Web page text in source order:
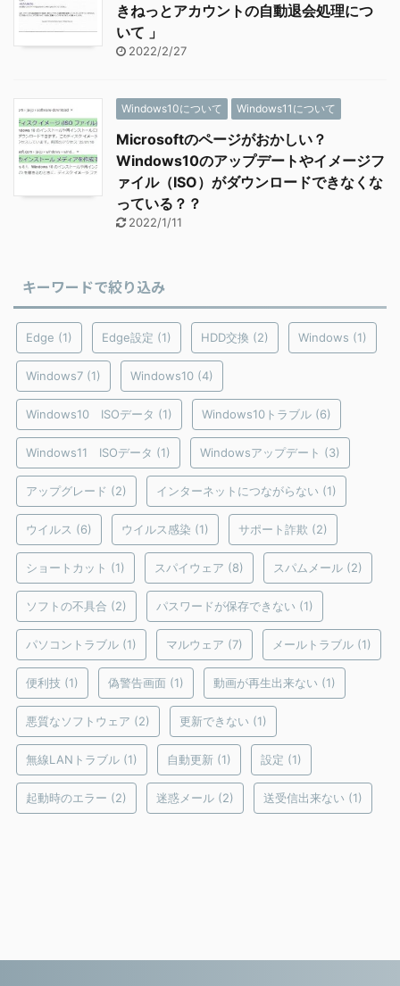
きねっとアカウントの自動退会処理につ
いて 」
2022/2/27
Windows10について Windows11について
Microsoftのページがおかしい？
Windows10のアップデートやイメージフ
ァイル（ISO）がダウンロードできなくな
っている？？
2022/1/11
キーワードで絞り込み
Edge (1) Edge設定 (1) HDD交換 (2) Windows (1)
Windows7 (1) Windows10 (4)
Windows10 ISOデータ (1) Windows10トラブル (6)
Windows11 ISOデータ (1) Windowsアップデート (3)
アップグレード (2) インターネットにつながらない (1)
ウイルス (6) ウイルス感染 (1) サポート詐欺 (2)
ショートカット (1) スパイウェア (8) スパムメール (2)
ソフトの不具合 (2) パスワードが保存できない (1)
パソコントラブル (1) マルウェア (7) メールトラブル (1)
便利技 (1) 偽警告画面 (1) 動画が再生出来ない (1)
悪質なソフトウェア (2) 更新できない (1)
無線LANトラブル (1) 自動更新 (1) 設定 (1)
起動時のエラー (2) 迷惑メール (2) 送受信出来ない (1)